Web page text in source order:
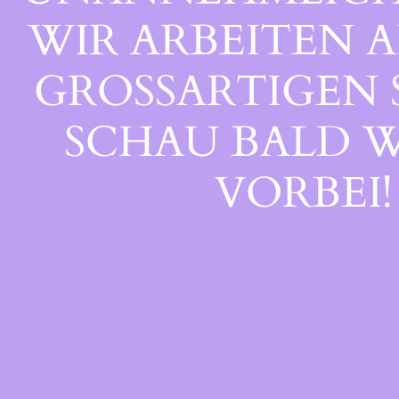
WIR ARBEITEN
GROSSARTIGEN
CHAU BALD
ORBEI!